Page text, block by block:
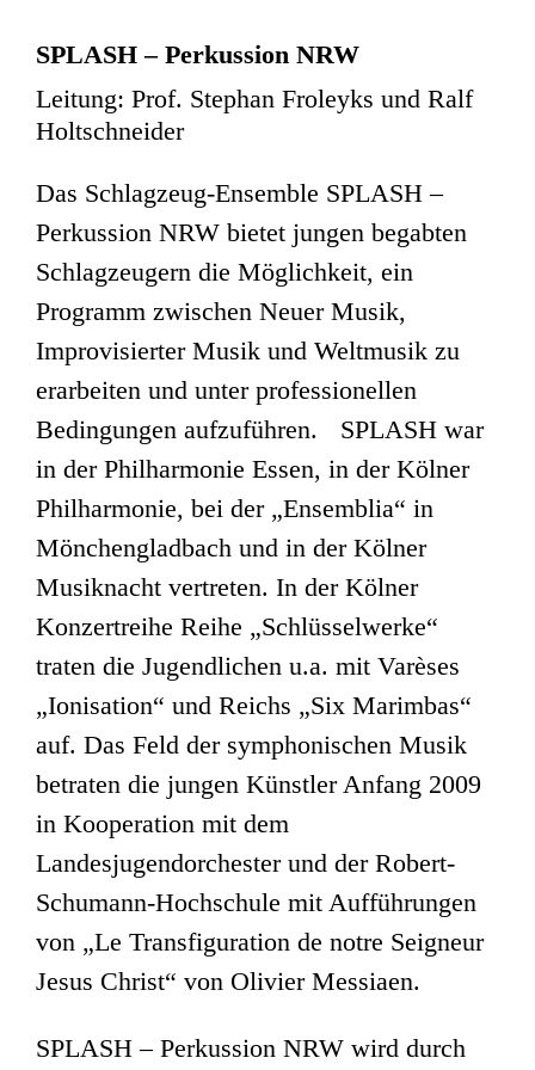
SPLASH – Perkussion NRW
Leitung: Prof. Stephan Froleyks und Ralf
Holtschneider
Das Schlagzeug-Ensemble SPLASH –
Perkussion NRW bietet jungen begabten
Schlagzeugern die Möglichkeit, ein
Programm zwischen Neuer Musik,
Improvisierter Musik und Weltmusik zu
erarbeiten und unter professionellen
Bedingungen aufzuführen. SPLASH war
in der Philharmonie Essen, in der Kölner
Philharmonie, bei der „Ensemblia“ in
Mönchengladbach und in der Kölner
Musiknacht vertreten. In der Kölner
Konzertreihe Reihe „Schlüsselwerke“
traten die Jugendlichen u.a. mit Varèses
„Ionisation“ und Reichs „Six Marimbas“
auf. Das Feld der symphonischen Musik
betraten die jungen Künstler Anfang 2009
in Kooperation mit dem
Landesjugendorchester und der Robert-
Schumann-Hochschule mit Aufführungen
von „Le Transfiguration de notre Seigneur
Jesus Christ“ von Olivier Messiaen.
SPLASH – Perkussion NRW wird durch